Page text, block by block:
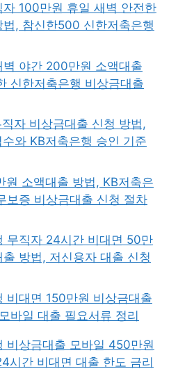
자 100만원 휴일 새벽 안전한
법, 참신한500 신한저축은행
벽 야간 200만원 소액대출
신한저축은행 비상금대출
자 비상금대출 신청 방법,
수와 KB저축은행 승인 기준
원 소액대출 방법, KB저축은
보증 비상금대출 신청 절차
무직자 24시간 비대면 50만
출 방법, 저신용자 대출 신청
비대면 150만원 비상금대출
바일 대출 필요서류 정리
비상금대출 모바일 450만원
시간 비대면 대출 한도 금리